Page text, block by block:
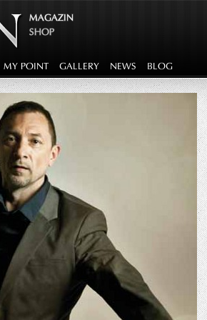
MAGAZIN
SHOP
MY POINT GALLERY NEWS BLOG